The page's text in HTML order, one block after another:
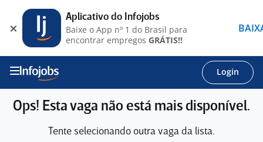
Login
Ops! Esta vaga não está mais disponível.
Tente selecionando outra vaga da lista.
Aplicativo do Infojobs
Baixe o App nº 1 do Brasil para
encontrar empregos GRÁTIS!!